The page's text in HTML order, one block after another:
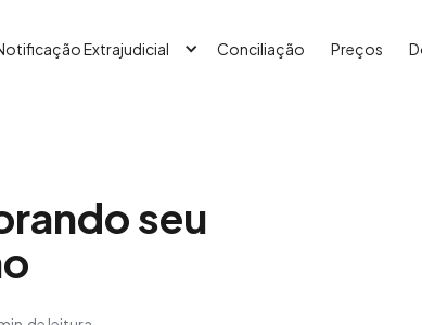
Extrajudicial Conciliação Preços
seu